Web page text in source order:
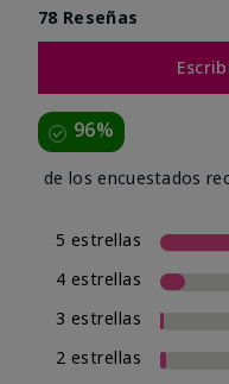
78 Reseñas
96%
de los encuestados
5 estrellas
4 estrellas
3 estrellas
2 estrellas